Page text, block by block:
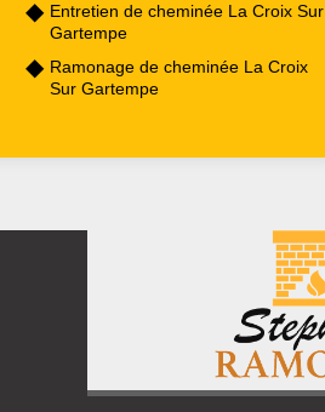
Entretien de cheminée La Croix Sur
Gartempe
Ramonage de cheminée La Croix
Sur Gartempe